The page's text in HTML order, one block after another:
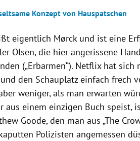
Konzept von Hauspatschen
eigentlich Mørck und ist eine
Olsen, die hier angerissene
(„Erbarmen“). Netflix hat sich
den Schauplatz einfach frech
weniger, als man erwarten
aus einem einzigen Buch speist,
Goode, den man aus „The
Polizisten angemessen